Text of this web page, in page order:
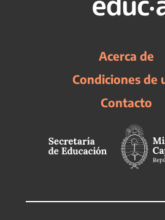
Acerca de
Condiciones de
Contacto